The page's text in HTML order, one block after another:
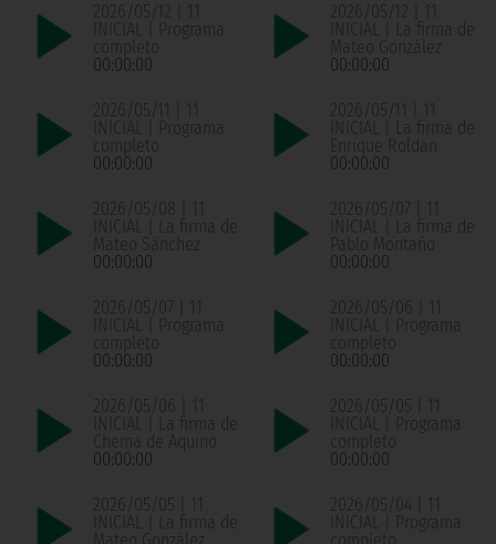
2026/05/12 | 11
INICIAL | Programa
completo
00:00:00
2026/05/12 | 11
INICIAL | La firma de
Mateo González
00:00:00
2026/05/11 | 11
INICIAL | Programa
completo
00:00:00
2026/05/11 | 11
INICIAL | La firma de
Enrique Roldán
00:00:00
2026/05/08 | 11
INICIAL | La firma de
Mateo Sánchez
00:00:00
2026/05/07 | 11
INICIAL | La firma de
Pablo Montaño
00:00:00
2026/05/07 | 11
INICIAL | Programa
completo
00:00:00
2026/05/06 | 11
INICIAL | Programa
completo
00:00:00
2026/05/06 | 11
INICIAL | La firma de
Chema de Aquino
00:00:00
2026/05/05 | 11
INICIAL | Programa
completo
00:00:00
2026/05/05 | 11
INICIAL | La firma de
2026/05/04 | 11
INICIAL | Programa